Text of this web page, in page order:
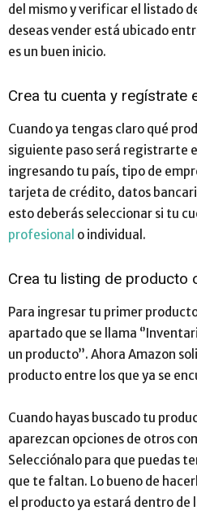
del mismo y verificar el listado
deseas vender está ubicado
es un buen inicio.
Crea tu cuenta y regístrate
Cuando ya tengas claro qué
siguiente paso será registrarte
ingresando tu país, tipo de
tarjeta de crédito, datos
esto deberás seleccionar si tu
profesional o individual.
Crea tu listing de producto
Para ingresar tu primer
apartado que se llama
un producto’’. Ahora Amazon
producto entre los que ya se
Cuando hayas buscado tu
aparezcan opciones de otros
Selecciónalo para que puedas
que te faltan. Lo bueno de
el producto ya estará dentro de